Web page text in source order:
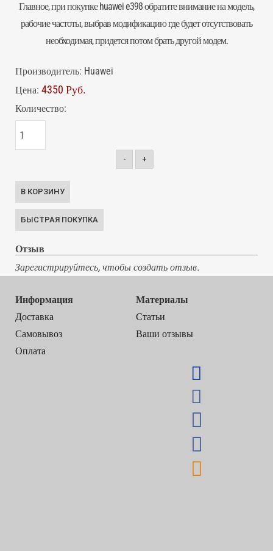
Главное, при покупке huawei e398 обратите внимание на модель,
рабочие частоты, выбрав модификацию где будет отсутствовать
необходимая, придется потом брать другоймодем.
Производитель: Huawei
Цена: 4350 Руб.
Количество:
- +
Отзыв
Зарегистрируйтесь, чтобы создать отзыв.
Информация
Доставка
Самовывоз
Оплата
Материалы
Статьи
Ваши отзывы